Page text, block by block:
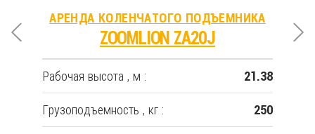
АРЕНДА КОЛЕНЧАТОГО ПОДЪЕМНИКА
ZOOMLION ZA20J
Рабочая высота , м : 21.38
Грузоподъемность , кг : 250